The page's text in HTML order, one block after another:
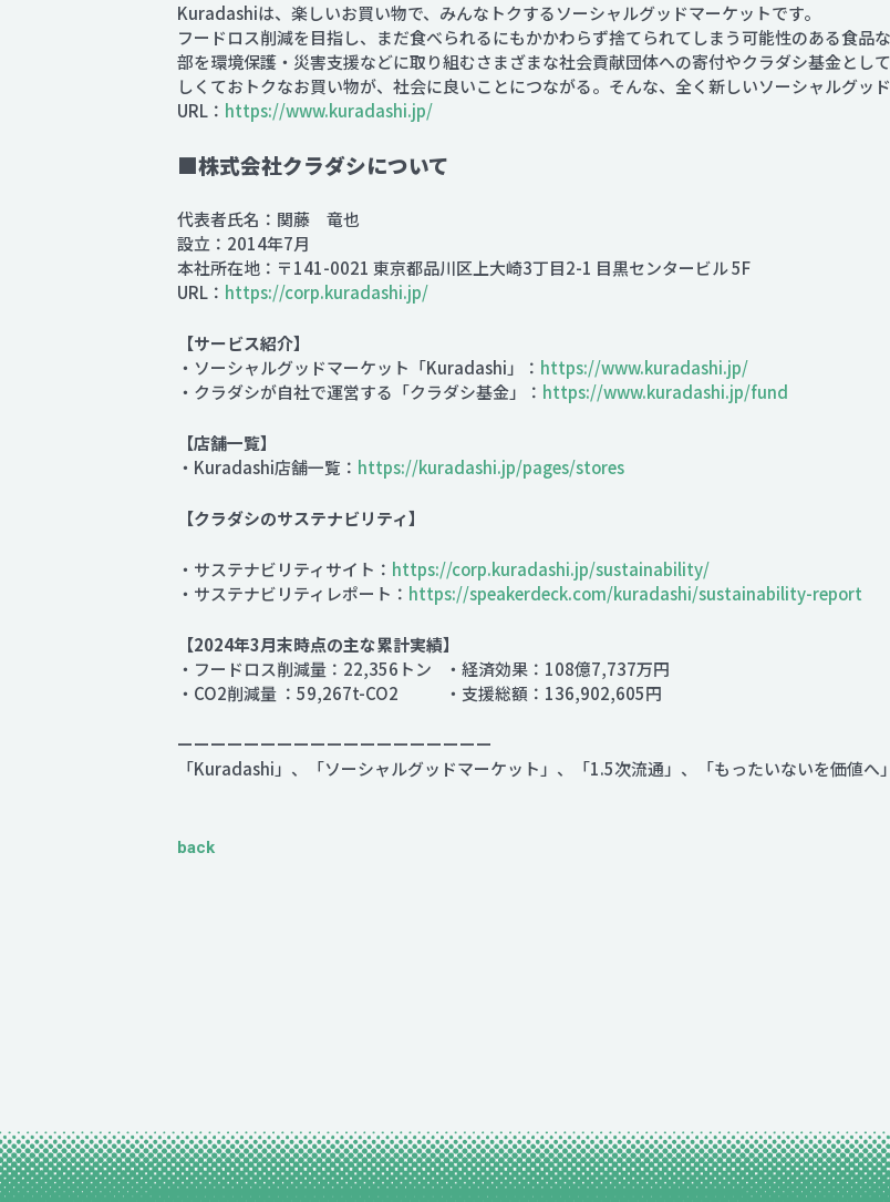
Kuradashiは、楽しいお買い物で、みんなトクするソーシャルグッドマーケットです。
フードロス削減を目指し、まだ食べられるにもかかわらず捨てられてしまう可能性のある食品
部を環境保護・災害支援などに取り組むさまざまな社会貢献団体への寄付やクラダシ基金とし
しくておトクなお買い物が、社会に良いことにつながる。そんな、全く新しいソーシャルグッ
URL： https://www.kuradashi.jp/
■株式会社クラダシについて
代表者氏名：関藤 竜也
設立：2014年7月
本社所在地：〒141-0021 東京都品川区上大崎3丁目2-1 目黒センタービル 5F
URL： https://corp.kuradashi.jp/
【サービス紹介】
・ソーシャルグッドマーケット「Kuradashi」： https://www.kuradashi.jp/
・クラダシが自社で運営する「クラダシ基金」： https://www.kuradashi.jp/fund
【店舗一覧】
・Kuradashi店舗一覧： https://kuradashi.jp/pages/stores
【クラダシのサステナビリティ】
・サステナビリティサイト： https://corp.kuradashi.jp/sustainability/
・サステナビリティレポート： https://speakerdeck.com/kuradashi/sustainability-report
【2024年3月末時点の主な累計実績】
・フードロス削減量：22,356トン ・経済効果：108億7,737万円
・CO2削減量 ：59,267t-CO2 ・支援総額：136,902,605円
ーーーーーーーーーーーーーーーーーーー
「Kuradashi」、「ソーシャルグッドマーケット」、「1.5次流通」、「もったいないを価値へ
back